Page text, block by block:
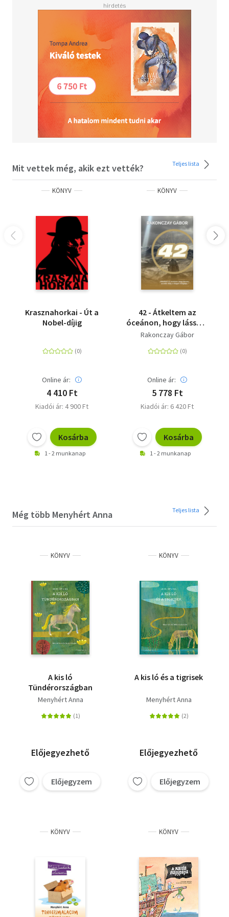
szerelmeivel, vívódásaival, a boldogságért folytatott
Olvasd el mások véleményét is!
Mit vettek még, akik ezt vették? Teljes lista
KÖNYV
Krasznahorkai - Út a
Nobel-díjig
Online ár:
4 410 Ft
Kiadói ár: 4 900 Ft
Kosárba
1 - 2 munkanap
KÖNYV
42 - Átkeltem az
óceánon, hogy lássam
az erőt, mely a világot
Rakonczay Gábor
Online ár:
5 778 Ft
Kiadói ár: 6 420 Ft
Kosárba
1 - 2 munkanap
Még több Menyhért Anna Teljes lista
KÖNYV
A kis ló
Tündérországban
Menyhért Anna
Előjegyezhető
Előjegyzem
KÖNYV
A kis ló és a tigrisek
Menyhért Anna
Előjegyezhető
Előjegyzem
KÖNYV KÖNYV